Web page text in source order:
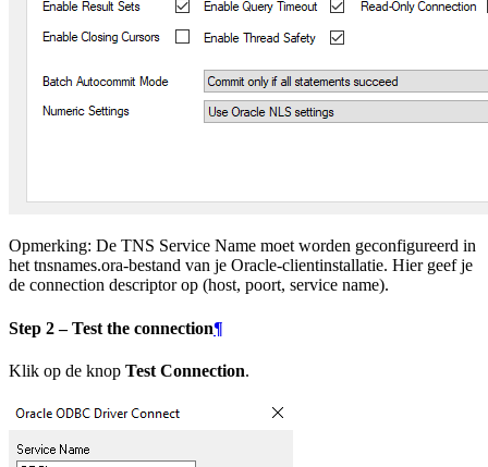
Opmerking: De TNS Service Name moet worden geconfigureerd in
het tnsnames.ora-bestand van je Oracle-clientinstallatie. Hier geef je
de connection descriptor op (host, poort, service name).
Step 2 – Test the connection¶
Klik op de knop Test Connection.